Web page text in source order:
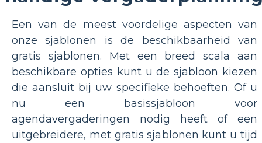
Een van de meest voordelige aspecten van
onze sjablonen is de beschikbaarheid van
gratis sjablonen. Met een breed scala aan
beschikbare opties kunt u de sjabloon kiezen
die aansluit bij uw specifieke behoeften. Of u
nu een basissjabloon voor
agendavergaderingen nodig heeft of een
uitgebreidere, met gratis sjablonen kunt u tijd